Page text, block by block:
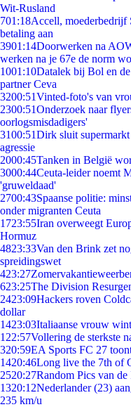
Wit-Rusland
701:18Accell, moederbedrijf
betaling aan
3901:14Doorwerken na
werken na je 67e de norm
1001:10Datalek bij Bol en
partner Ceva
3200:51Vinted-foto's van
2300:51Onderzoek naar
oorlogsmisdadigers'
3100:51Dirk sluit
agressie
2000:45Tanken in België
3000:44Ceuta-leider noemt
'gruweldaad'
2700:43Spaanse politie:
onder migranten Ceuta
1723:55Iran overweegt
Hormuz
4823:33Van den Brink zet
spreidingswet
423:27
623:25The Division
2423:09Hackers roven
dollar
1423:03Italiaanse vrouw
1 22:57Vollering de sterkste
320:59EA Sports FC 27
1420:46Long live the 7th of
2520:27Random Pics van
1320:12Nederlander (23)
235 km/u